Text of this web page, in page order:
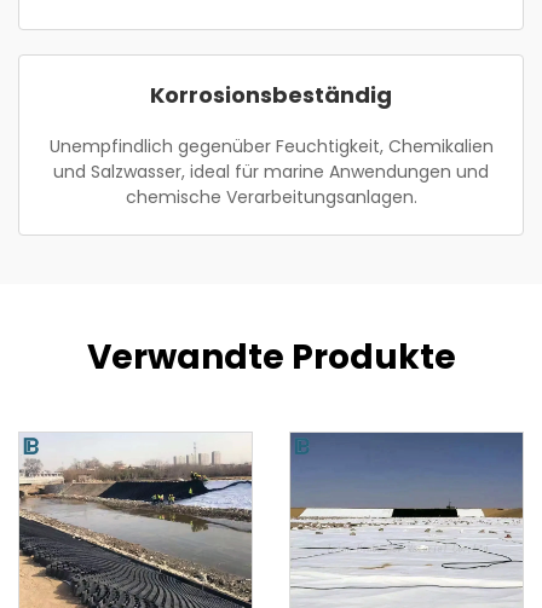
Korrosionsbeständig
Unempfindlich gegenüber Feuchtigkeit, Chemikalien
und Salzwasser, ideal für marine Anwendungen und
chemische Verarbeitungsanlagen.
Verwandte Produkte